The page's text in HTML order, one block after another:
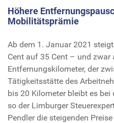
Höhere
Mobilitätsprämie
Ab dem 1. Januar 2021
Cent auf 35 Cent – und zwar
Entfernungskilometer, der
Tätigkeitsstätte des
bis 20 Kilometer bleibt es bei
so der Limburger
Pendler die steigenden